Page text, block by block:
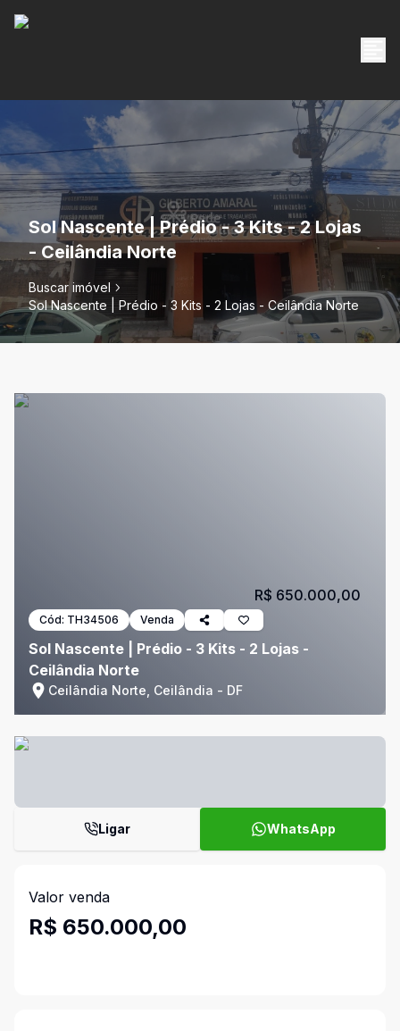
Sol Nascente | Prédio - 3 Kits - 2 Lojas
- Ceilândia Norte
Buscar imóvel
Sol Nascente | Prédio - 3 Kits - 2 Lojas - Ceilândia Norte
Cód: TH34506 Venda
Sol Nascente | Prédio - 3 Kits - 2 Lojas -
Ceilândia Norte
Ceilândia Norte, Ceilândia - DF
R$ 650.000,00
Ligar WhatsApp
Valor venda
R$ 650.000,00